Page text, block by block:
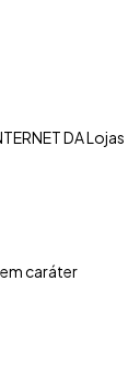
DA Lojas
caráter